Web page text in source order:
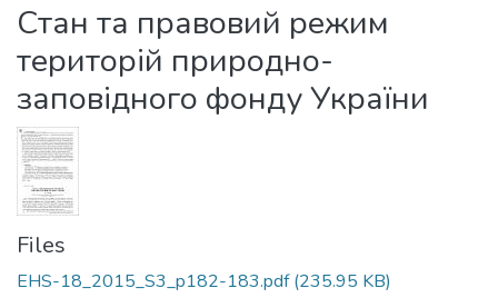
Стан та правовий режим
територій природно-
заповідного фонду України
Files
EHS-18_2015_S3_p182-183.pdf(235.95 KB)